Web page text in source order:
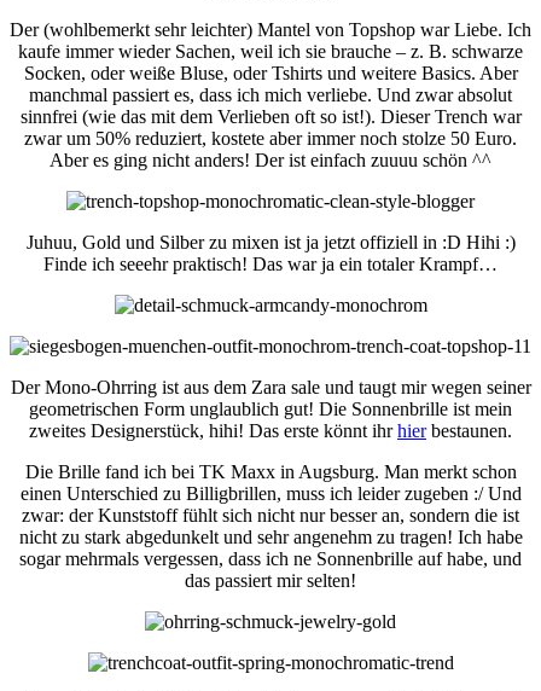
Der (wohlbemerkt sehr leichter) Mantel von Topshop war Liebe. Ich
kaufe immer wieder Sachen, weil ich sie brauche – z. B. schwarze
Socken, oder weiße Bluse, oder Tshirts und weitere Basics. Aber
manchmal passiert es, dass ich mich verliebe. Und zwar absolut
sinnfrei (wie das mit dem Verlieben oft so ist!). Dieser Trench war
zwar um 50% reduziert, kostete aber immer noch stolze 50 Euro.
Aber es ging nicht anders! Der ist einfach zuuuu schön ^^
Juhuu, Gold und Silber zu mixen ist ja jetzt offiziell in :D Hihi :)
Finde ich seeehr praktisch! Das war ja ein totaler Krampf…
Der Mono-Ohrring ist aus dem Zara sale und taugt mir wegen seiner
geometrischen Form unglaublich gut! Die Sonnenbrille ist mein
zweites Designerstück, hihi! Das erste könnt ihrhierbestaunen.
Die Brille fand ich bei TK Maxx in Augsburg. Man merkt schon
einen Unterschied zu Billigbrillen, muss ich leider zugeben :/ Und
zwar: der Kunststoff fühlt sich nicht nur besser an, sondern die ist
nicht zu stark abgedunkelt und sehr angenehm zu tragen! Ich habe
sogar mehrmals vergessen, dass ich ne Sonnenbrille auf habe, und
das passiert mir selten!